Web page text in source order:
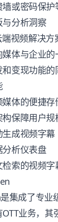
墙或密码保
与分析洞察
视频解决方
体与企业
变现功能的
媒体的便捷
构保障用户
生成视频字幕
分析仪表盘
检索的视频字
集成了专业
业务，